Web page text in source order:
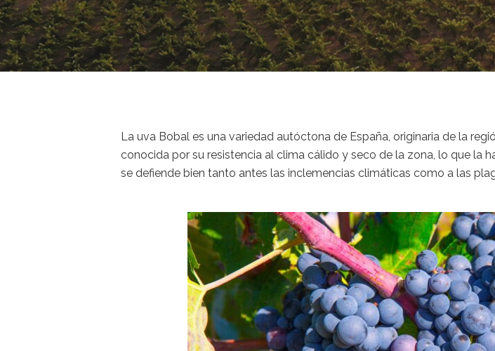
La uva Bobal es una variedad autóctona de España, originaria de la
conocida por su resistencia al clima cálido y seco de la zona, lo que la
se defiende bien tanto antes las inclemencias climáticas como a las